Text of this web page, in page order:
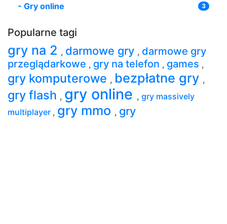
- Gry online 3
Popularne tagi
gry na 2 , darmowe gry , darmowe gry
przeglądarkowe , gry na telefon , games ,
gry komputerowe , bezpłatne gry ,
gry flash , gry online , gry massively
multiplayer , gry mmo , gry